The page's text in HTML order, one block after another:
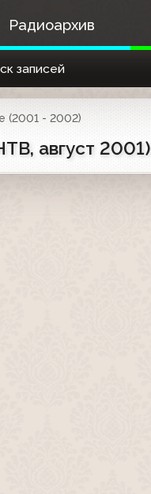
Радиоархив
записей
(2001 - 2002)
август 2001)